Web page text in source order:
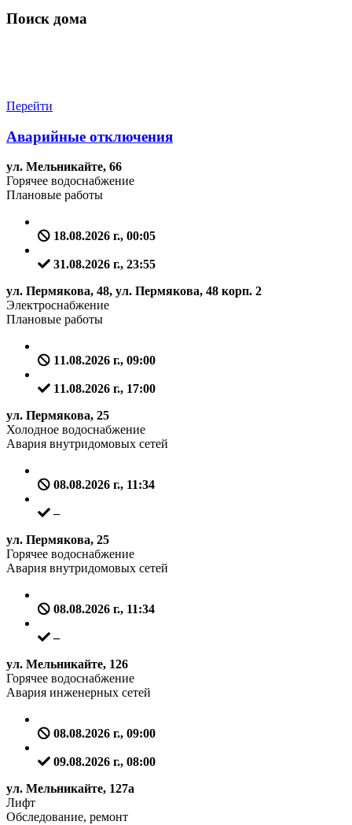
Поиск дома
Перейти
Аварийные отключения
ул. Мельникайте, 66
Горячее водоснабжение
Плановые работы
18.08.2026 г., 00:05
31.08.2026 г., 23:55
ул. Пермякова, 48, ул. Пермякова, 48 корп. 2
Электроснабжение
Плановые работы
11.08.2026 г., 09:00
11.08.2026 г., 17:00
ул. Пермякова, 25
Холодное водоснабжение
Авария внутридомовых сетей
08.08.2026 г., 11:34
–
ул. Пермякова, 25
Горячее водоснабжение
Авария внутридомовых сетей
08.08.2026 г., 11:34
–
ул. Мельникайте, 126
Горячее водоснабжение
Авария инженерных сетей
08.08.2026 г., 09:00
09.08.2026 г., 08:00
ул. Мельникайте, 127а
Лифт
Обследование, ремонт